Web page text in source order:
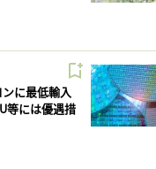
に最低輸入
等には優遇措